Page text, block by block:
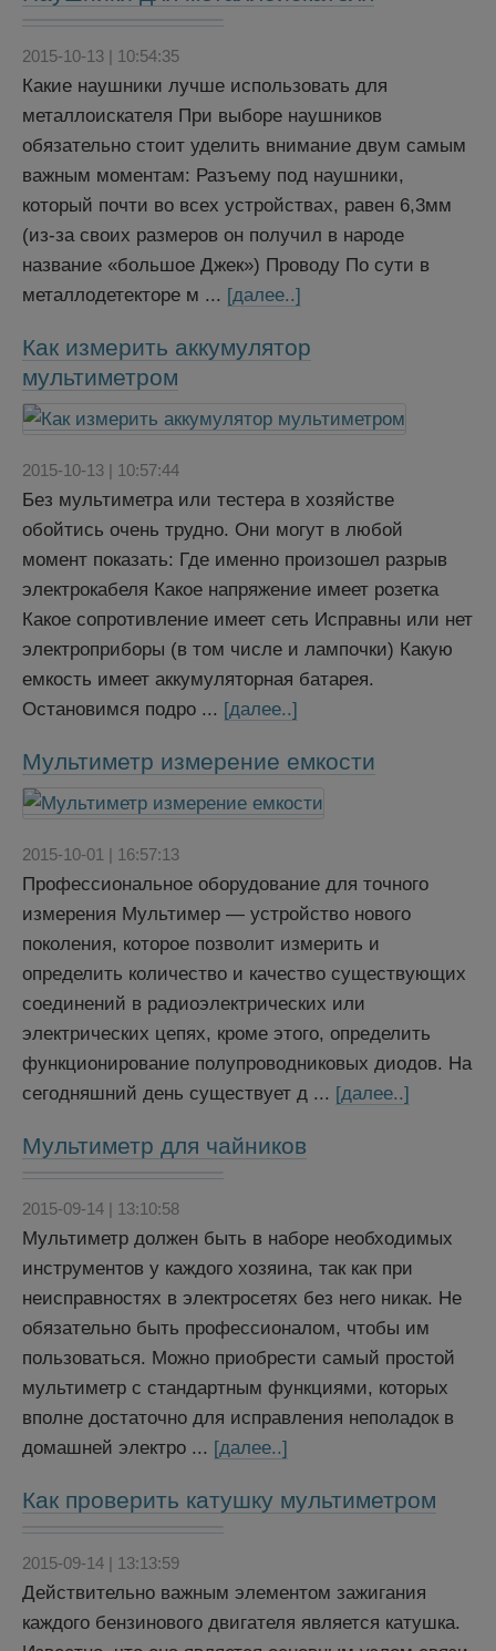
2015-10-13 | 10:54:35
Какие наушники лучше использовать для
металлоискателя При выборе наушников
обязательно стоит уделить внимание двум самым
важным моментам: Разъему под наушники,
который почти во всех устройствах, равен 6,3мм
(из-за своих размеров он получил в народе
название «большое Джек») Проводу По сути в
металлодетекторе м ... [далее..]
Как измерить аккумулятор
мультиметром
2015-10-13 | 10:57:44
Без мультиметра или тестера в хозяйстве
обойтись очень трудно. Они могут в любой
момент показать: Где именно произошел разрыв
электрокабеля Какое напряжение имеет розетка
Какое сопротивление имеет сеть Исправны или нет
электроприборы (в том числе и лампочки) Какую
емкость имеет аккумуляторная батарея.
Остановимся подро ... [далее..]
Мультиметр измерение емкости
2015-10-01 | 16:57:13
Профессиональное оборудование для точного
измерения Мультимер — устройство нового
поколения, которое позволит измерить и
определить количество и качество существующих
соединений в радиоэлектрических или
электрических цепях, кроме этого, определить
функционирование полупроводниковых диодов. На
сегодняшний день существует д ... [далее..]
Мультиметр для чайников
2015-09-14 | 13:10:58
Мультиметр должен быть в наборе необходимых
инструментов у каждого хозяина, так как при
неисправностях в электросетях без него никак. Не
обязательно быть профессионалом, чтобы им
пользоваться. Можно приобрести самый простой
мультиметр с стандартным функциями, которых
вполне достаточно для исправления неполадок в
домашней электро ... [далее..]
Как проверить катушку мультиметром
2015-09-14 | 13:13:59
Действительно важным элементом зажигания
каждого бензинового двигателя является катушка.